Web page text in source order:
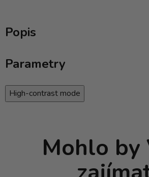
Popis
Parametry
High-contrast mode
Mohlo by